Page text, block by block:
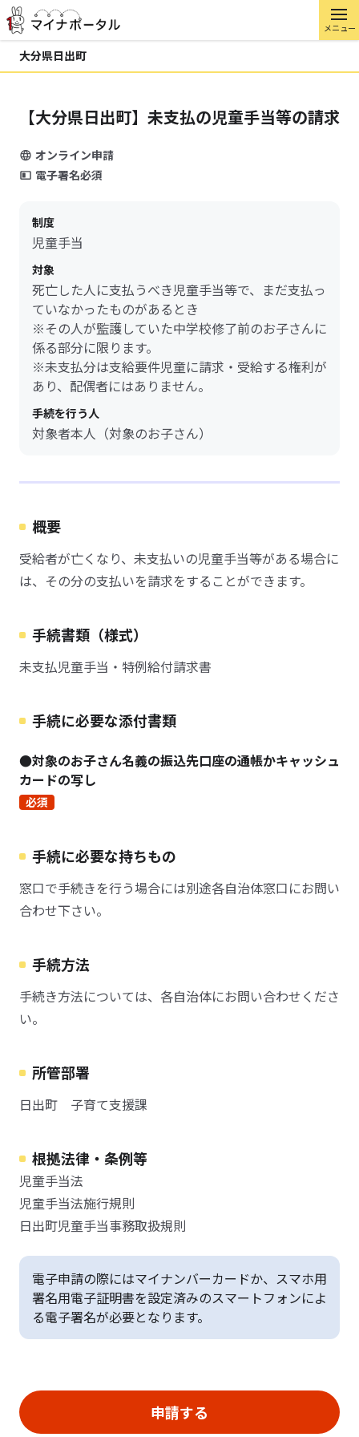
メニュー
大分県日出町
【大分県日出町】未支払の児童手当等の請求
オンライン申請
電子署名必須
制度
児童手当
対象
死亡した人に支払うべき児童手当等で、まだ支払っ
ていなかったものがあるとき
※その人が監護していた中学校修了前のお子さんに
係る部分に限ります。
※未支払分は支給要件児童に請求・受給する権利が
あり、配偶者にはありません。
手続を行う人
対象者本人（対象のお子さん）
概要
受給者が亡くなり、未支払いの児童手当等がある場合に
は、その分の支払いを請求をすることができます。
手続書類（様式）
未支払児童手当・特例給付請求書
手続に必要な添付書類
●対象のお子さん名義の振込先口座の通帳かキャッシュ
カードの写し
必須
手続に必要な持ちもの
窓口で手続きを行う場合には別途各自治体窓口にお問い
合わせ下さい。
手続方法
手続き方法については、各自治体にお問い合わせくださ
い。
所管部署
日出町 子育て支援課
根拠法律・条例等
児童手当法
児童手当法施行規則
日出町児童手当事務取扱規則
電子申請の際にはマイナンバーカードか、スマホ用
署名用電子証明書を設定済みのスマートフォンによ
る電子署名が必要となります。